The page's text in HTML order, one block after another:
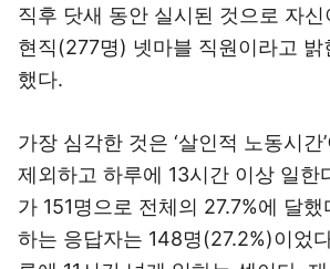
직후 닷새 동안 실시된 것으로 자
현직(277명) 넷마블 직원이라고
했다.
가장 심각한 것은 ‘살인적 노동시간
제외하고 하루에 13시간 이상 일한
가 151명으로 전체의 27.7%에 달했
하는 응답자는 148명(27.2%)이었